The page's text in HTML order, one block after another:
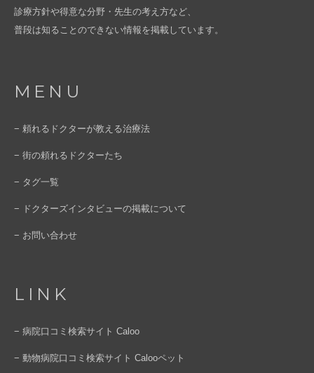
診療方針や得意な分野・先生の考え方など、
普段は知ることのできない情報を掲載しています。
MENU
− 頼れるドクターが教える治療法
− 街の頼れるドクターたち
− タグ一覧
− ドクターズインタビューの掲載について
− お問い合わせ
LINK
− 病院口コミ検索サイト Caloo
− 動物病院口コミ検索サイト Calooペット